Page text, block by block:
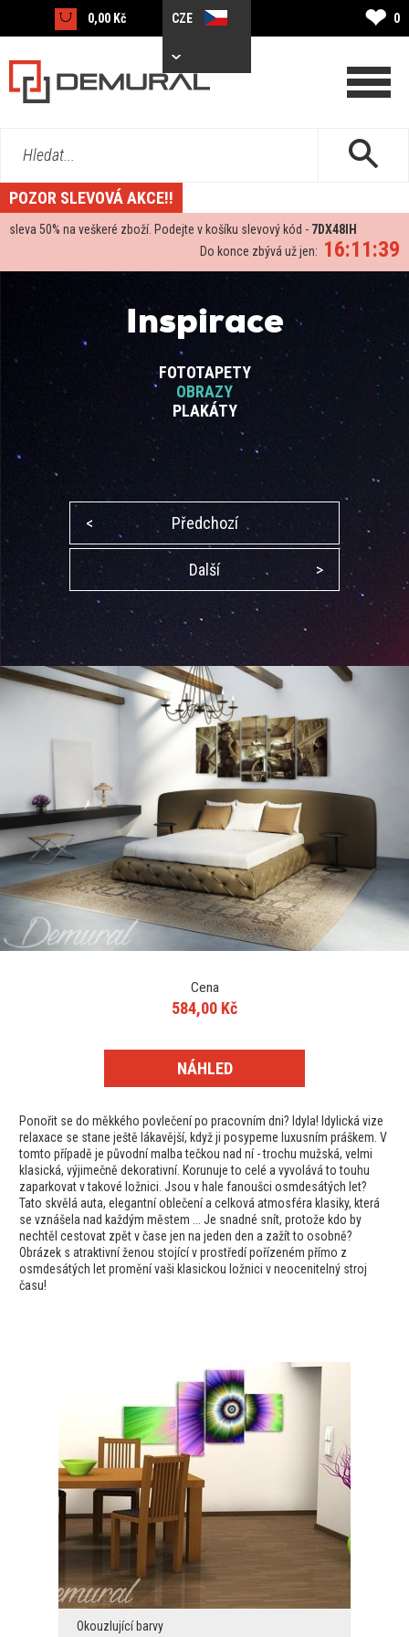
0,00 Kč CZE ❤ 0
Hledat...
POZOR SLEVOVÁ AKCE!!
sleva 50% na veškeré zboží. Podejte v košíku slevový kód - 7DX48IH
16:11:39
Do konce zbývá už jen:
Inspirace
FOTOTAPETY
OBRAZY
PLAKÁTY
< Předchozí
Další >
Cena
584,00 Kč
NÁHLED
Ponořit se do měkkého povlečení po pracovním dni? Idyla! Idylická vize
relaxace se stane ještě lákavější, když ji posypeme luxusním práškem. V
tomto případě je původní malba tečkou nad ní - trochu mužská, velmi
klasická, výjimečně dekorativní. Korunuje to celé a vyvolává to touhu
zaparkovat v takové ložnici. Jsou v hale fanoušci osmdesátých let?
Tato skvělá auta, elegantní oblečení a celková atmosféra klasiky, která
se vznášela nad každým městem ... Je snadné snít, protože kdo by
nechtěl cestovat zpět v čase jen na jeden den a zažít to osobně?
Obrázek s atraktivní ženou stojící v prostředí pořízeném přímo z
osmdesátých let promění vaši klasickou ložnici v neocenitelný stroj
času!
Okouzlující barvy